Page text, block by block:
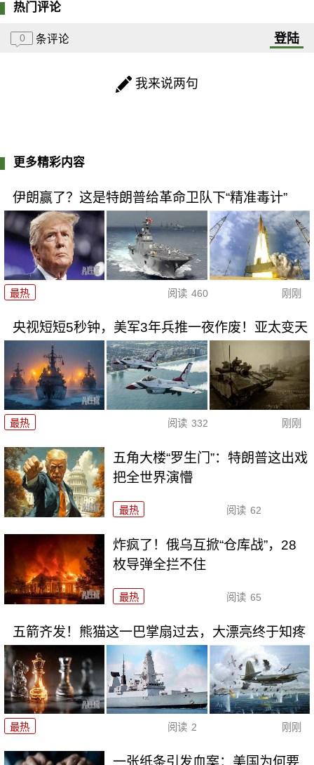
热门评论
0 条评论 登陆
我来说两句
更多精彩内容
伊朗赢了？这是特朗普给革命卫队下“精准毒计”
最热 阅读 460 刚刚
央视短短5秒钟，美军3年兵推一夜作废！亚太变天
最热 阅读 332 刚刚
五角大楼“罗生门”：特朗普这出戏
把全世界演懵
最热 阅读 62
炸疯了！俄乌互掀“仓库战”，28
枚导弹全拦不住
最热 阅读 65
五箭齐发！熊猫这一巴掌扇过去，大漂亮终于知疼
最热 阅读 2 刚刚
一张纸条引发血案：美国为何要